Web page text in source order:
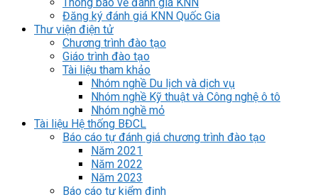
Đăng ký đánh giá KNN Quốc Gia
Thư viện điện tử
Chương trình đào tạo
Giáo trình đào tạo
Tài liệu tham khảo
Nhóm nghề Du lịch và dịch vụ
Nhóm nghề Kỹ thuật và Công nghệ ô tô
Nhóm nghề mỏ
Tài liệu Hệ thống BĐCL
Báo cáo tự đánh giá chương trình đào tạo
Năm 2021
Năm 2022
Năm 2023
Báo cáo tự kiểm định